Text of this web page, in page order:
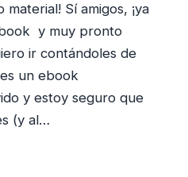
material! Sí amigos, ¡ya
y muy pronto
ir contándoles de
un ebook
y estoy seguro que
(y al…